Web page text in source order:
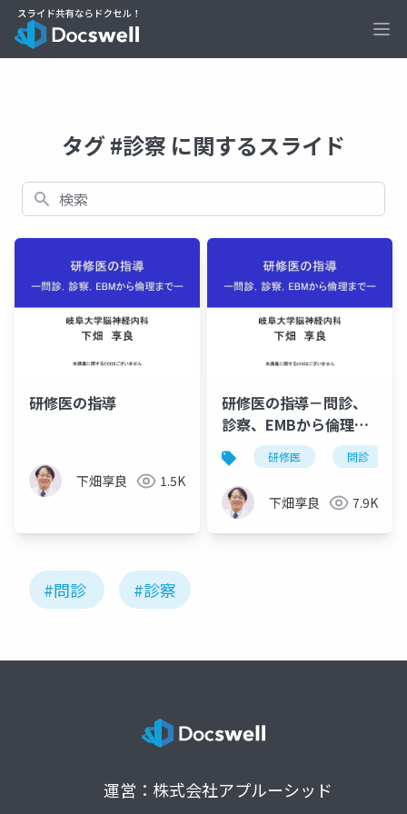
タグ #診察 に関するスライド
検索
研修医の指導
下畑享良 1.5K
研修医の指導－問診、
診察、EMBから倫理ま
でー
研修医 問診
下畑享良 7.9K
#問診 #診察
運営：株式会社アプルーシッド